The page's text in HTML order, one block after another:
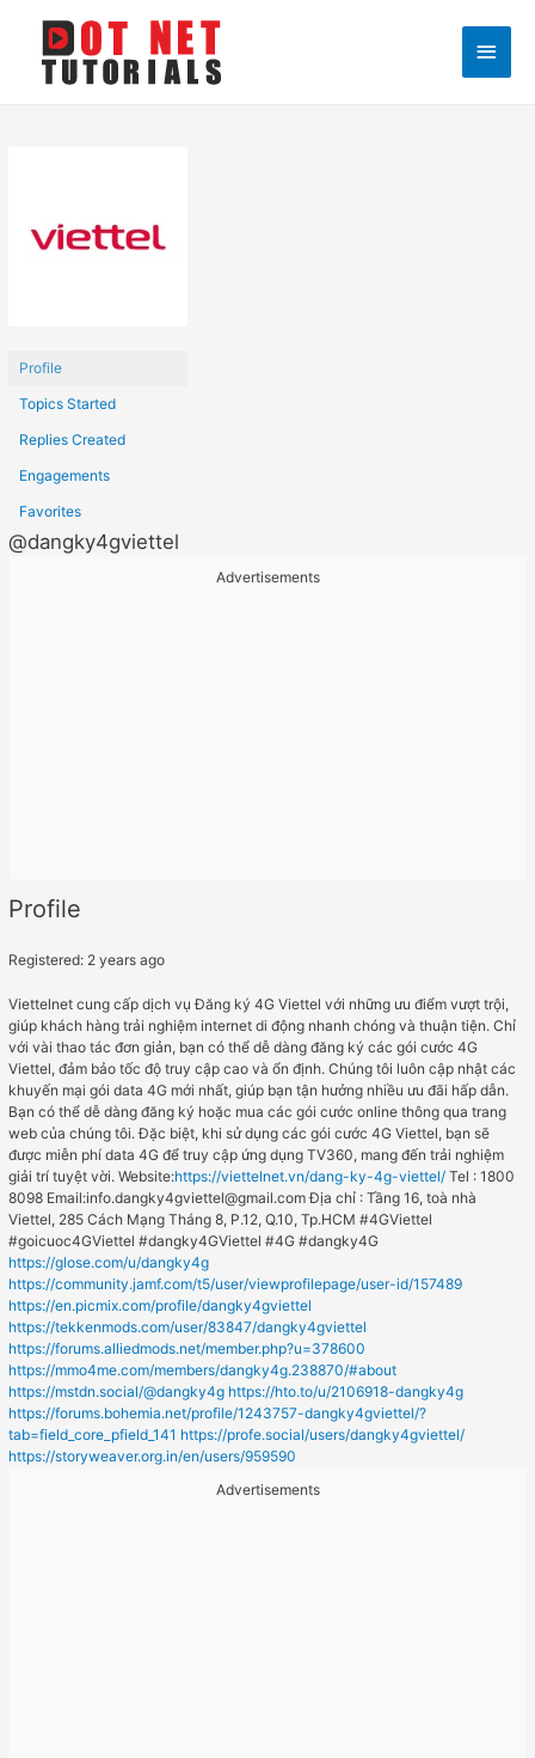
Main
Profile
Topics Started
Replies Created
Engagements
Favorites
@dangky4gviettel
Advertisements
Profile
Registered: 2 years ago
Viettelnet cung cấp dịch vụ Đăng ký 4G Viettel với những ưu điểm vượt trội,
giúp khách hàng trải nghiệm internet di động nhanh chóng và thuận tiện. Chỉ
với vài thao tác đơn giản, bạn có thể dễ dàng đăng ký các gói cước 4G
Viettel, đảm bảo tốc độ truy cập cao và ổn định. Chúng tôi luôn cập nhật các
khuyến mại gói data 4G mới nhất, giúp bạn tận hưởng nhiều ưu đãi hấp dẫn.
Bạn có thể dễ dàng đăng ký hoặc mua các gói cước online thông qua trang
web của chúng tôi. Đặc biệt, khi sử dụng các gói cước 4G Viettel, bạn sẽ
được miễn phí data 4G để truy cập ứng dụng TV360, mang đến trải nghiệm
giải trí tuyệt vời. Website:https://viettelnet.vn/dang-ky-4g-viettel/ Tel : 1800
8098 Email:info.dangky4gviettel@gmail.com Địa chỉ : Tầng 16, toà nhà
Viettel, 285 Cách Mạng Tháng 8, P.12, Q.10, Tp.HCM #4GViettel
#goicuoc4GViettel #dangky4GViettel #4G #dangky4G
https://glose.com/u/dangky4g
https://community.jamf.com/t5/user/viewprofilepage/user-id/157489
https://en.picmix.com/profile/dangky4gviettel
https://tekkenmods.com/user/83847/dangky4gviettel
https://forums.alliedmods.net/member.php?u=378600
https://mmo4me.com/members/dangky4g.238870/#about
https://mstdn.social/@dangky4g https://hto.to/u/2106918-dangky4g
https://forums.bohemia.net/profile/1243757-dangky4gviettel/?
tab=field_core_pfield_141 https://profe.social/users/dangky4gviettel/
https://storyweaver.org.in/en/users/959590
Advertisements